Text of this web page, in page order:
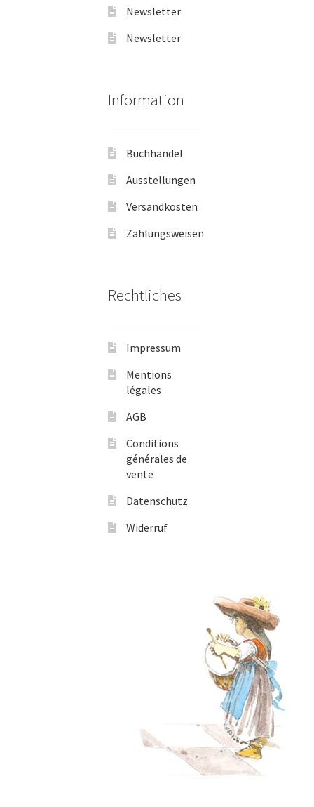
Newsletter
Newsletter
Information
Buchhandel
Ausstellungen
Versandkosten
Zahlungsweisen
Rechtliches
Impressum
Mentions
légales
AGB
Conditions
générales de
vente
Datenschutz
Widerruf